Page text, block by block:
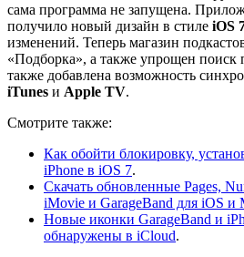
сама программа не запущена.
получило новый дизайн в стиле iOS
изменений. Теперь магазин
«Подборка», а также упрощен поиск
также добавлена возможность
iTunes и Apple TV.
Смотрите также:
Как обойти блокировку,
iPhone в iOS 7.
Скачать обновленные Pages,
iMovie и GarageBand для iOS и
Новые иконки GarageBand и
обнаружены в iCloud.